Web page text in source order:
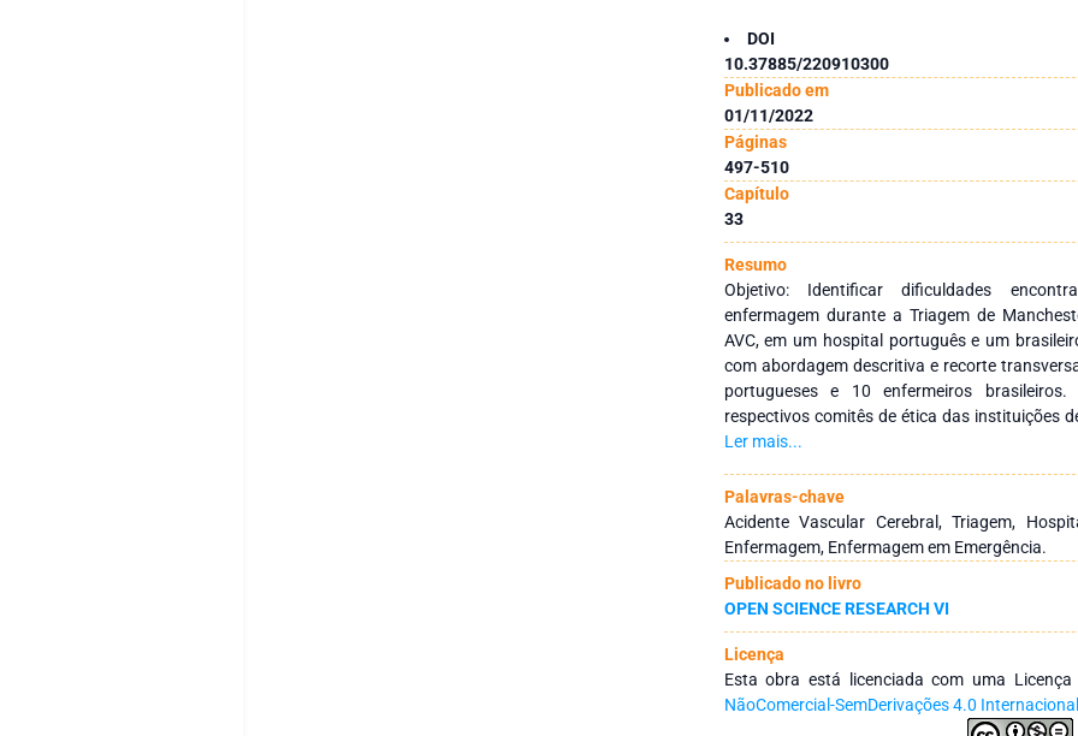
DOI
10.37885/220910300
Publicado em
01/11/2022
Páginas
497-510
Capítulo
33
Resumo
Objetivo: Identificar dificuldades
enfermagem durante a Triagem de
AVC, em um hospital português e um
com abordagem descritiva e recorte
portugueses e 10 enfermeiros
respectivos comitês de ética das instituições
dos participantes eram do sexo feminino, e a
médio de experiência em serviço de
portugueses e 6,8 anos para os
indicaram maior dificuldade em lidar com
relação à real capacidade do serviço. A
ambos os países relataram que os critérios
Acidente Vascular Cerebral não eram uma
quanto ao tempo de início dos sintomas por
se como uma dificuldade. Conclusão: Os
sobre a temática e contribuem para a
melhorias na triagem do paciente com
Ler mais...
Palavras-chave
Acidente Vascular Cerebral, Triagem,
Enfermagem, Enfermagem em Emergência.
Publicado no livro
OPEN SCIENCE RESEARCH VI
Licença
Esta obra está licenciada com uma
NãoComercial-SemDerivações 4.0 Internacional